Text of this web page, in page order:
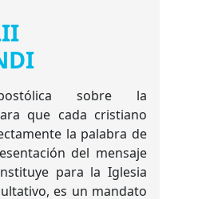
sobre la
que cada cristiano
la palabra de
del mensaje
para la Iglesia
es un mandato